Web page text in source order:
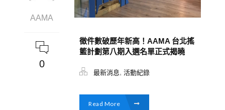
AAMA
0
徵件數破歷年新高！AAMA 台北搖
籃計劃第八期入選名單正式揭曉
最新消息, 活動紀錄
Read More